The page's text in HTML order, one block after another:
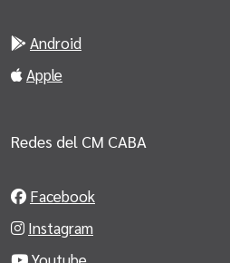
Android
Apple
Redes del CM CABA
Facebook
Instagram